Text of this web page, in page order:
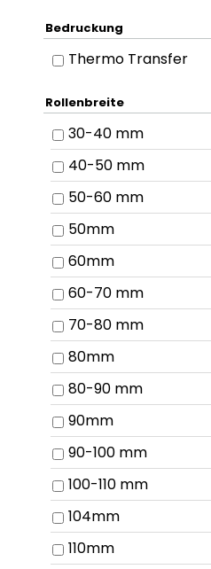
Bedruckung
Thermo Transfer
Rollenbreite
30-40 mm
40-50 mm
50-60 mm
50mm
60mm
60-70 mm
70-80 mm
80mm
80-90 mm
90mm
90-100 mm
100-110 mm
104mm
110mm